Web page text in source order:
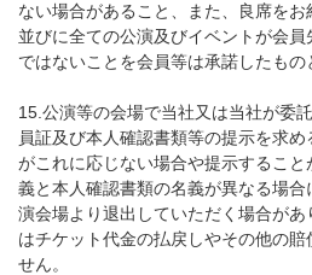
ない場合があること、また、良席を
並びに全ての公演及びイベントが会
ではないことを会員等は承諾したもの
15.公演等の会場で当社又は当社が委
員証及び本人確認書類等の提示を求
がこれに応じない場合や提示するこ
義と本人確認書類の名義が異なる場
演会場より退出していただく場合が
はチケット代金の払戻しやその他の
せん。